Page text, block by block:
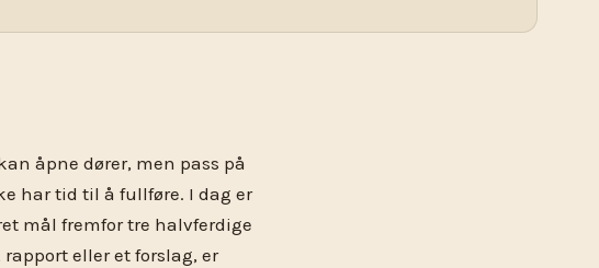
åpne dører, men pass på
har tid til å fullføre. I dag er
mål fremfor tre halvferdige
eller et forslag, er